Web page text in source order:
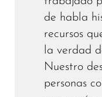
de habla
recursos
la verdad
Nuestro
personas